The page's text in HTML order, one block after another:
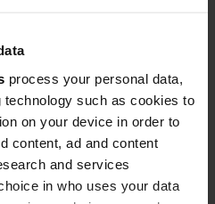
process your personal data,
such as cookies to
on your device in order to
content, ad and content
and services
in who uses your data
France
E